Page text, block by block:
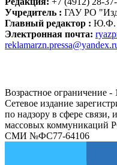
Учредитель : ГАУ РО
Главный редактор : Ю.Ф.
Электронная почта:
Возрастное ограничение -
Сетевое издание
по надзору в сфере
массовых коммуникаций
СМИ №ФС77-64106